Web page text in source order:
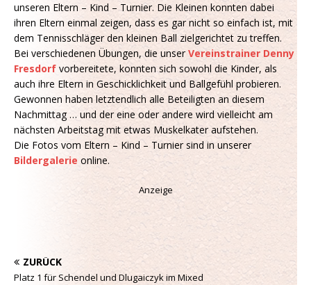
unseren Eltern – Kind – Turnier. Die Kleinen konnten dabei
ihren Eltern einmal zeigen, dass es gar nicht so einfach ist, mit
dem Tennisschläger den kleinen Ball zielgerichtet zu treffen.
Bei verschiedenen Übungen, die unserVereinstrainer Denny
Fresdorf vorbereitete, konnten sich sowohl die Kinder, als
auch ihre Eltern in Geschicklichkeit und Ballgefühl probieren.
Gewonnen haben letztendlich alle Beteiligten an diesem
Nachmittag … und der eine oder andere wird vielleicht am
nächsten Arbeitstag mit etwas Muskelkater aufstehen.
Die Fotos vom Eltern – Kind – Turnier sind in unserer
Bildergalerie online.
Anzeige
ZURÜCK
Platz 1 für Schendel und Dlugaiczyk im Mixed